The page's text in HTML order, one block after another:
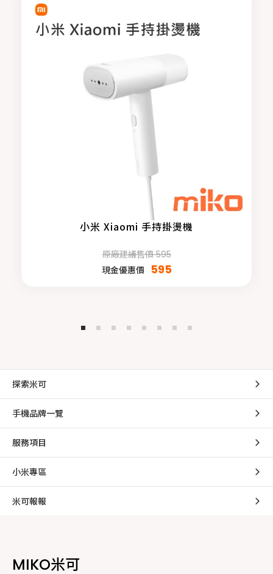
小米 Xiaomi 手持掛燙機
原廠建議售價 595
現金優惠價
595
探索米可
手機品牌一覽
服務項目
小米專區
米可報報
MIKO米可